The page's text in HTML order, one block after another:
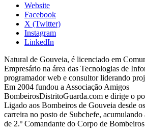
Website
Facebook
X (Twitter)
Instagram
LinkedIn
Natural de Gouveia, é licenciado em
Empresário na área das Tecnologias de
programador web e consultor liderando
Em 2004 fundou a Associação Amigos
BombeirosDistritoGuarda.com e dirige o
Ligado aos Bombeiros de Gouveia desde
carreira no posto de Subchefe, acumulando
de 2.º Comandante do Corpo de